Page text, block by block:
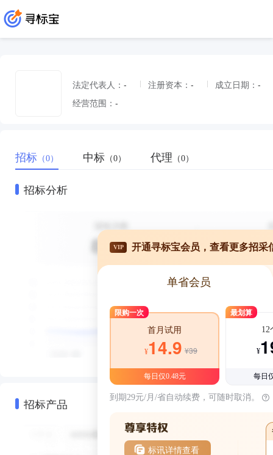
法定代表人： - 注册资本： - 成立日期： -
经营范围： -
招标 （0） 中标 （0） 代理 （0）
招标分析
招标产品
VIP 开通寻标宝会员，查看更多招采
单省会员
限购一次
首月试用
¥14.9 ¥39
每日仅0.48元
最划算
12
¥
每日
到期29元/月/省自动续费，可随时取消。
标讯详情查看